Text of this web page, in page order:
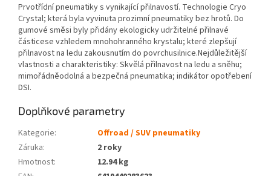
Prvotřídní pneumatiky s vynikající přilnavostí. Technologie Cryo
Crystal; která byla vyvinuta prozimní pneumatiky bez hrotů. Do
gumové směsi byly přidány ekologicky udržitelné přilnavé
částicese vzhledem mnohohranného krystalu; které zlepšují
přilnavost na ledu zakousnutím do povrchusilnice.Nejdůležitější
vlastnosti a charakteristiky: Skvělá přilnavost na ledu a sněhu;
mimořádněodolná a bezpečná pneumatika; indikátor opotřebení
DSI.
Doplňkové parametry
Kategorie:
Offroad / SUV pneumatiky
Záruka:
2 roky
Hmotnost:
12.94 kg